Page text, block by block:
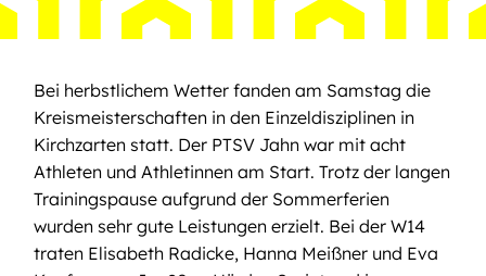
Bei herbstlichem Wetter fanden am Samstag die
Kreismeisterschaften in den Einzeldisziplinen in
Kirchzarten statt. Der PTSV Jahn war mit acht
Athleten und Athletinnen am Start. Trotz der langen
Trainingspause aufgrund der Sommerferien
wurden sehr gute Leistungen erzielt. Bei der W14
traten Elisabeth Radicke, Hanna Meißner und Eva